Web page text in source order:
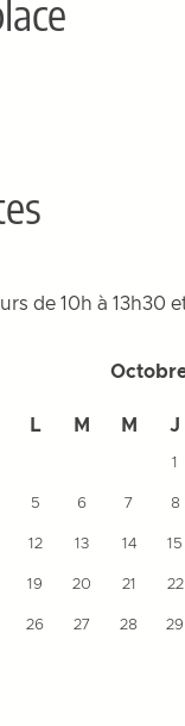
de 10h à 13h30
L M M J
1
5 6 7 8
12 13 14 15
19 20 21 22
26 27 28 29